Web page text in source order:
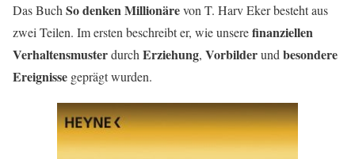
Das BuchSo denken Millionärevon T. Harv Eker besteht aus
zwei Teilen. Im ersten beschreibt er, wie unserefinanziellen
VerhaltensmusterdurchErziehung, Vorbilderundbesondere
Ereignisse geprägt wurden.